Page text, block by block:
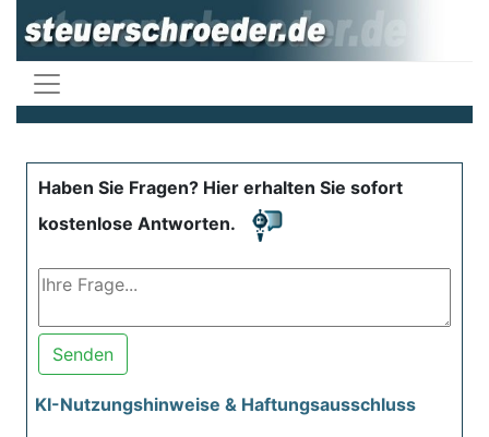
Haben Sie Fragen? Hier erhalten Sie sofort
kostenlose Antworten.
Senden
KI-Nutzungshinweise & Haftungsausschluss